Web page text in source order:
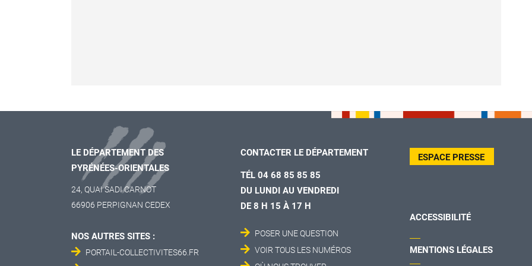
LE DÉPARTEMENT DES
PYRÉNÉES-ORIENTALES
24, QUAI SADI CARNOT
66906 PERPIGNAN CEDEX
NOS AUTRES SITES :
PORTAIL-COLLECTIVITES66.FR
CONTACTER LE DÉPARTEMENT
TÉL 04 68 85 85 85
DU LUNDI AU VENDREDI
DE 8 H 15 À 17 H
POSER UNE QUESTION
VOIR TOUS LES NUMÉROS
ESPACE PRESSE
ACCESSIBILITÉ
MENTIONS LÉGALES